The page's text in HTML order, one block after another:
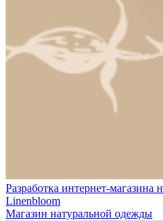
Разработка интернет-магазина
Linenbloom
Магазин натуральной одежды